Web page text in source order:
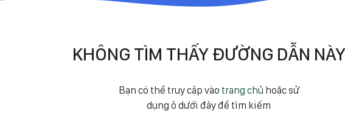
KHÔNG TÌM THẤY ĐƯỜNG DẪN NÀY
Bạn có thể truy cập vào trang chủ hoặc sử
dụng ô dưới đây để tìm kiếm